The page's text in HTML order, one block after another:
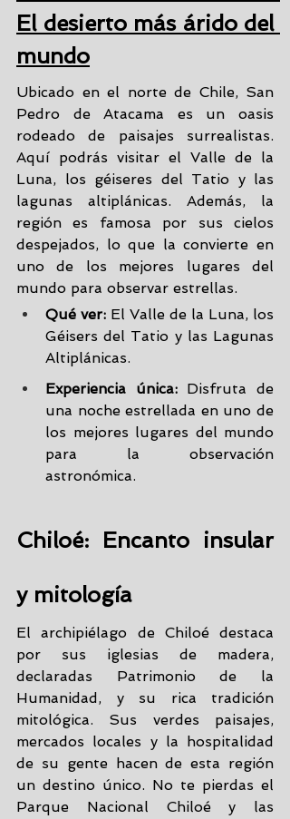
El desierto más árido del
mundo
Ubicado en el norte de Chile, San
Pedro de Atacama es un oasis
rodeado de paisajes surrealistas.
Aquí podrás visitar el Valle de la
Luna, los géiseres del Tatio y las
lagunas altiplánicas. Además, la
región es famosa por sus cielos
despejados, lo que la convierte en
uno de los mejores lugares del
mundo para observar estrellas.
Qué ver: El Valle de la Luna, los
Géisers del Tatio y las Lagunas
Altiplánicas.
Experiencia única: Disfruta de
una noche estrellada en uno de
los mejores lugares del mundo
para la observación
astronómica.
Chiloé: Encanto insular
y mitología
El archipiélago de Chiloé destaca
por sus iglesias de madera,
declaradas Patrimonio de la
Humanidad, y su rica tradición
mitológica. Sus verdes paisajes,
mercados locales y la hospitalidad
de su gente hacen de esta región
un destino único. No te pierdas el
Parque Nacional Chiloé y las